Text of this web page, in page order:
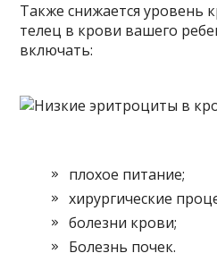
Также снижается уровень
телец в крови вашего
включать:
плохое питание;
хирургические
болезни крови;
Болезнь почек.